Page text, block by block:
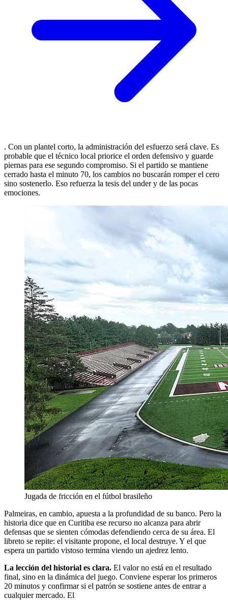
. Con un plantel corto, la administración del esfuerzo será clave. Es
probable que el técnico local priorice el orden defensivo y guarde
piernas para ese segundo compromiso. Si el partido se mantiene
cerrado hasta el minuto 70, los cambios no buscarán romper el cero
sino sostenerlo. Eso refuerza la tesis del under y de las pocas
emociones.
Jugada de fricción en el fútbol brasileño
Palmeiras, en cambio, apuesta a la profundidad de su banco. Pero la
historia dice que en Curitiba ese recurso no alcanza para abrir
defensas que se sienten cómodas defendiendo cerca de su área. El
libreto se repite: el visitante propone, el local destruye. Y el que
espera un partido vistoso termina viendo un ajedrez lento.
La lección del historial es clara. El valor no está en el resultado
final, sino en la dinámica del juego. Conviene esperar los primeros
20 minutos y confirmar si el patrón se sostiene antes de entrar a
cualquier mercado. El